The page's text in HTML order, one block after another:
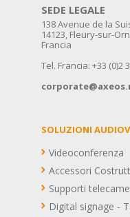
SEDE LEGALE
138 Avenue de la
14123, Fleury-sur-
Francia
Tel. Francia: +33 (0)2
SOLUZIONI
Videoconferenza
Accessori
Supporti
Digital signage -